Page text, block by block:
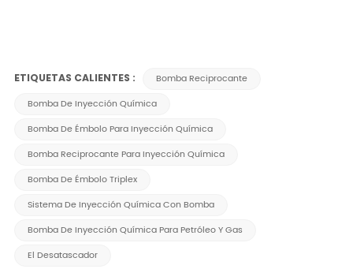
ETIQUETAS CALIENTES :
Bomba Reciprocante
Bomba De Inyección Química
Bomba De Émbolo Para Inyección Química
Bomba Reciprocante Para Inyección Química
Bomba De Émbolo Triplex
Sistema De Inyección Química Con Bomba
Bomba De Inyección Química Para Petróleo Y Gas
El Desatascador